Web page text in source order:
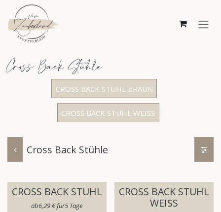
Zum Inhalt springen
Cross Back Stühle
CROSS BACK STUHL BRAUN
CROSS BACK STUHL WEISS
Cross Back Stühle
CROSS BACK STUHL
ab​6,29€für​5 Tage
CROSS BACK STUHL
WEISS